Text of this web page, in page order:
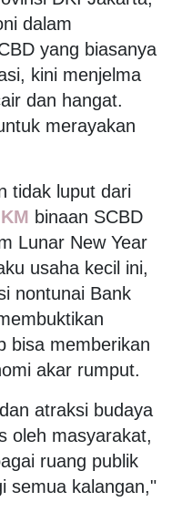
dalam
yang biasanya
kini menjelma
dan hangat.
merayakan
tidak luput dari
binaan SCBD
Lunar New Year
usaha kecil ini,
nontunai Bank
bisa memberikan
akar rumput.
atraksi budaya
oleh masyarakat,
ruang publik
semua kalangan,"